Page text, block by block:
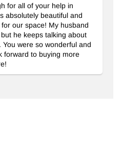
for all of your help in
absolutely beautiful and
our space! My husband
he keeps talking about
were so wonderful and
forward to buying more